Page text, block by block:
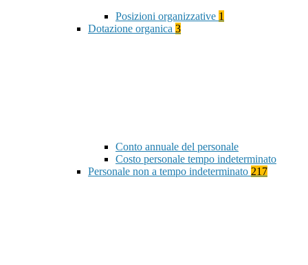
Posizioni organizzative 1
Dotazione organica 3
Conto annuale del personale
Costo personale tempo indeterminato
Personale non a tempo indeterminato 217